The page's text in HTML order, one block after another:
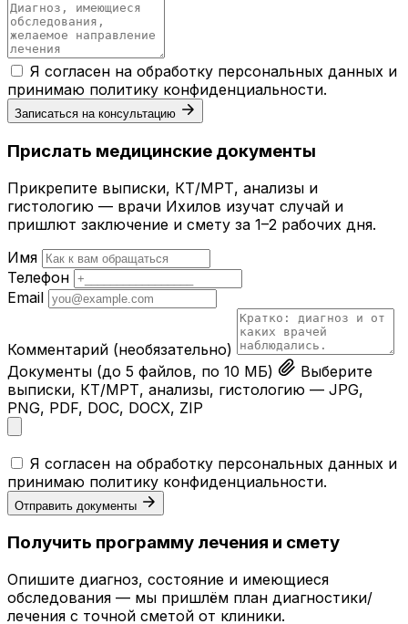
Я согласен на обработку персональных данных и
принимаю политику конфиденциальности.
Записаться на консультацию
Прислать медицинские документы
Прикрепите выписки, КТ/МРТ, анализы и
гистологию — врачи Ихилов изучат случай и
пришлют заключение и смету за 1–2 рабочих дня.
Имя
Телефон
Email
Комментарий (необязательно)
Документы (до 5 файлов, по 10 МБ)
Выберите
выписки, КТ/МРТ, анализы, гистологию — JPG,
PNG, PDF, DOC, DOCX, ZIP
Я согласен на обработку персональных данных и
принимаю политику конфиденциальности.
Отправить документы
Получить программу лечения и смету
Опишите диагноз, состояние и имеющиеся
обследования — мы пришлём план диагностики/
лечения с точной сметой от клиники.